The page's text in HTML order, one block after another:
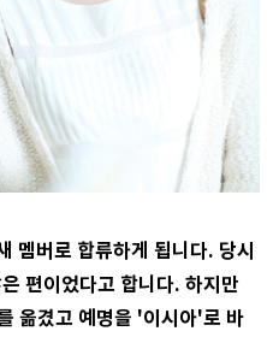
멤버로 합류하게 됩니다. 당시
편이었다고 합니다. 하지만
옮겼고 예명을 '이시아'로 바